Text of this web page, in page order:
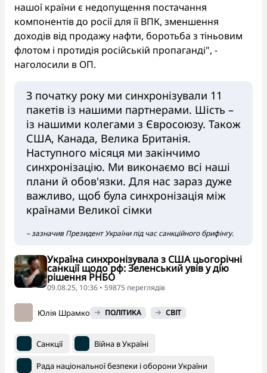
нашої країни є недопущення постачання
компонентів до росії для її ВПК, зменшення
доходів від продажу нафти, боротьба з тіньовим
флотом і протидія російській пропаганді", -
наголосили в ОП.
З початку року ми синхронізували 11
пакетів із нашими партнерами. Шість –
із нашими колегами з Євросоюзу. Також
США, Канада, Велика Британія.
Наступного місяця ми закінчимо
синхронізацію. Ми виконаємо всі наші
плани й обов'язки. Для нас зараз дуже
важливо, щоб була синхронізація між
країнами Великої сімки
– зазначив Президент України під час санкційного брифінгу.
Україна синхронізувала з США цьогорічні
санкції щодо рф: Зеленський увів у дію
рішення РНБО
09.08.25, 10:36 • 59875 переглядiв
Юлія Шрамко ПОЛІТИКА СВІТ
Санкції Війна в Україні
Рада національної безпеки і оборони України